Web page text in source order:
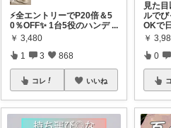
⚡️全エントリーでP20倍＆5
0％OFF✨️ 1台5役のハンデ ...
￥ 3,480
1 3 868
コレ いいね
見た
ルでび
OKで
￥
0